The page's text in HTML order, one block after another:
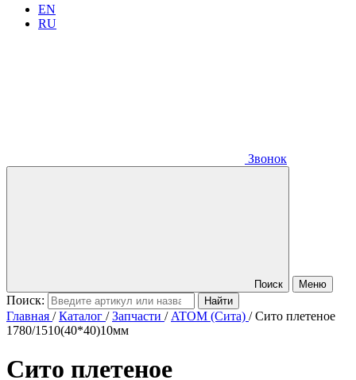
EN
RU
Звонок
Поиск Меню
Поиск:
Главная /Каталог /Запчасти / ATOM (Сита) /Сито плетеное
1780/1510(40*40)10мм
Сито плетеное